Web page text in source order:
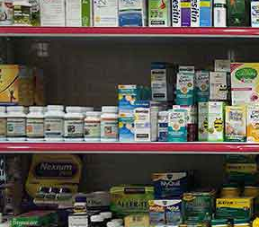
nắng trên da. Lớp kem sau khi thấm
không nhờn rít, không bết dính trên
không mùi giữ màu sắc tự nhiên cho
vết trắng bệt. Với tính chất vật lý, xịt
Very High Protection Spray phù hợp
và cả da nhạy cảm. Mọi tính chất da
đều có thể sử dụng sản phẩm này.
Thành phần